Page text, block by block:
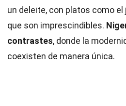
un deleite, con platos como el
que son imprescindibles.
contrastes, donde la
coexisten de manera única.